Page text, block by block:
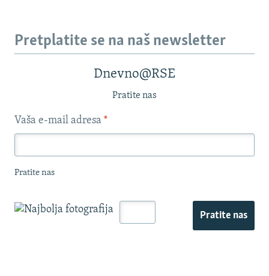
Pretplatite se na naš newsletter
Dnevno@RSE
Pratite nas
Vaša e-mail adresa *
Pratite nas
Pratite nas